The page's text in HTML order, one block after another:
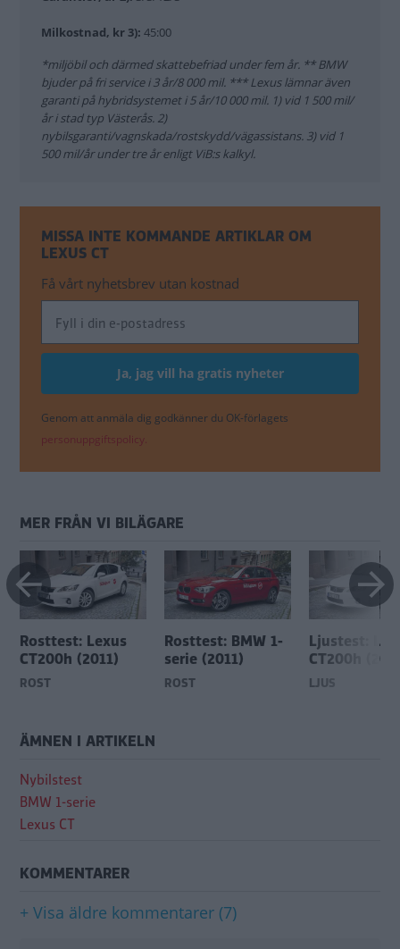
Milkostnad, kr 3): 45:00
*miljöbil och därmed skattebefriad under fem år. ** BMW
bjuder på fri service i 3 år/8 000 mil. *** Lexus lämnar även
garanti på hybridsystemet i 5 år/10 000 mil. 1) vid 1 500 mil/
år i stad typ Västerås. 2)
nybilsgaranti/vagnskada/rostskydd/vägassistans. 3) vid 1
500 mil/år under tre år enligt ViB:s kalkyl.
MISSA INTE KOMMANDE ARTIKLAR OM
LEXUS CT
Få vårt nyhetsbrev utan kostnad
Genom att anmäla dig godkänner du OK-förlagets
personuppgiftspolicy.
MER FRÅN VI BILÄGARE
Rosttest: Lexus
CT200h (2011)
ROST
Rosttest: BMW 1-
serie (2011)
ROST
Ljustest:
CT200h
LJUS
ÄMNEN I ARTIKELN
Nybilstest
BMW 1-serie
Lexus CT
KOMMENTARER
+ Visa äldre kommentarer (7)